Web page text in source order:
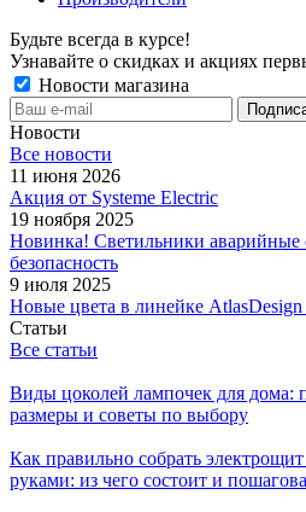
Будьте всегда в курсе!
Узнавайте о скидках и акциях
Новости магазина
Новости
Все новости
11 июня 2026
Акция от Systeme Electric
19 ноября 2025
Новинка! Светильники аварийные
безопасность
9 июля 2025
Новые цвета в линейке
Статьи
Все статьи
Виды цоколей лампочек для дома:
размеры и советы по выбору
Как правильно собрать
руками: из чего состоит и